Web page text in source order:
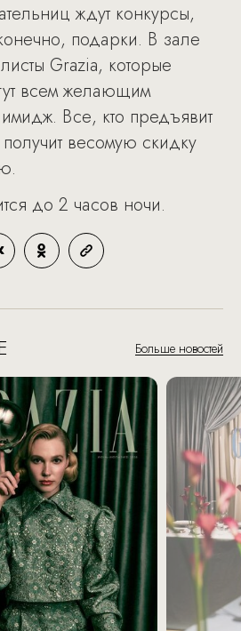
ждут конкурсы,
подарки. В зале
Grazia, которые
всем желающим
Все, кто предъявит
весомую скидку
до 2 часов ночи.
Больше новостей